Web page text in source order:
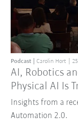
AI, Robotics
Physical AI Is
Podcast Carolin Hort
Insights from a
Automation 2.0.